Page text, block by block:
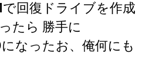
回復ドライブを作成
たら 勝手に
なったお、俺何にも